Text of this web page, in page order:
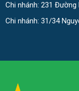
Chi nhánh: 231 Đường
Chi nhánh: 31/34